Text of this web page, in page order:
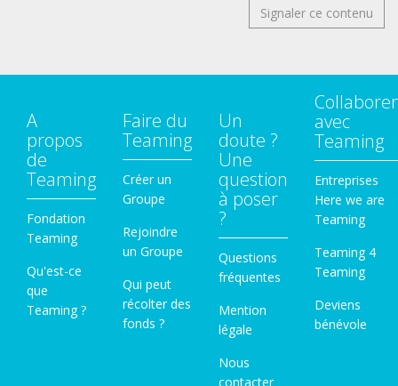
Signaler ce contenu
A
propos
de
Teaming
Fondation
Teaming
Qu'est-ce
que
Teaming ?
Faire du
Teaming
Créer un
Groupe
Rejoindre
un Groupe
Qui peut
récolter des
fonds ?
Un
doute ?
Une
question
à poser
?
Questions
fréquentes
Mention
légale
Nous
contacter
Collaborer
avec
Teaming
Entreprises
Here we are
Teaming
Teaming 4
Teaming
Deviens
bénévole